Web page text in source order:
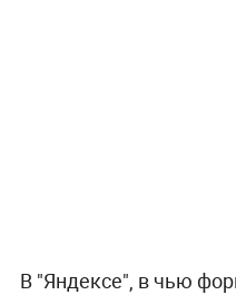
В "Яндексе", в чью